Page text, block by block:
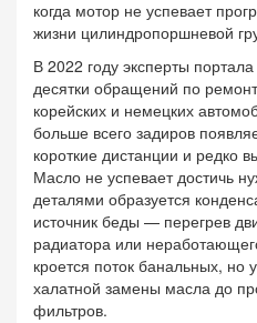
когда мотор не успевает
жизни цилиндропоршневой
В 2022 году эксперты
десятки обращений по
корейских и немецких
больше всего задиров
короткие дистанции и редко
Масло не успевает достичь
деталями образуется
источник беды — перегрев
радиатора или
кроется поток банальных, но
халатной замены масла до
фильтров.